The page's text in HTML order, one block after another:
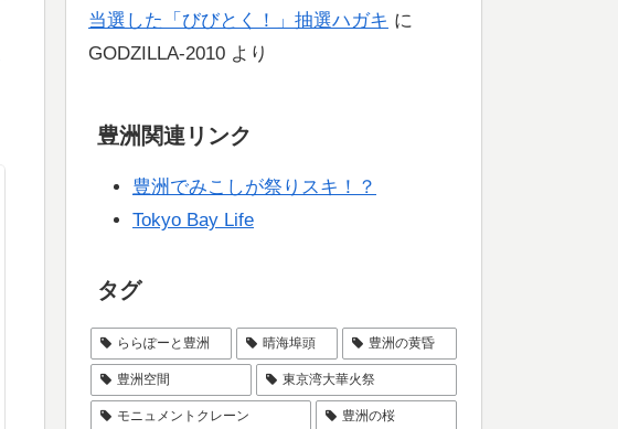
当選した「びびとく！」抽選ハガキ に
GODZILLA-2010 より
豊洲関連リンク
豊洲でみこしが祭りスキ！？
Tokyo Bay Life
タグ
ららぽーと豊洲 晴海埠頭 豊洲の黄昏
豊洲空間 東京湾大華火祭
モニュメントクレーン 豊洲の桜